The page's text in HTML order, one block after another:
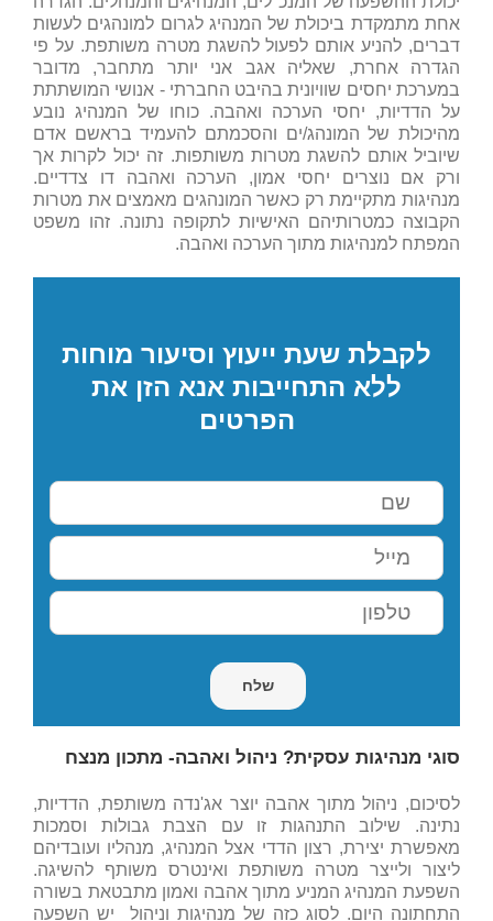
אחת מתמקדת ביכולת של המנהיג לגרום למונהגים לעשות
דברים, להניע אותם לפעול להשגת מטרה משותפת. על פי
הגדרה אחרת, שאליה אגב אני יותר מתחבר, מדובר
במערכת יחסים שוויונית בהיבט החברתי - אנושי המושתתת
על הדדיות, יחסי הערכה ואהבה. כוחו של המנהיג נובע
מהיכולת של המונהג/ים והסכמתם להעמיד בראשם אדם
שיוביל אותם להשגת מטרות משותפות. זה יכול לקרות אך
ורק אם נוצרים יחסי אמון, הערכה ואהבה דו צדדיים.
מנהיגות מתקיימת רק כאשר המונהגים מאמצים את מטרות
הקבוצה כמטרותיהם האישיות לתקופה נתונה. זהו משפט
המפתח למנהיגות מתוך הערכה ואהבה.
לקבלת שעת ייעוץ וסיעור מוחות
ללא התחייבות אנא הזן את
הפרטים
סוגי מנהיגות עסקית? ניהול ואהבה- מתכון מנצח
לסיכום, ניהול מתוך אהבה יוצר אג'נדה משותפת, הדדיות,
נתינה. שילוב התנהגות זו עם הצבת גבולות וסמכות
מאפשרת יצירת, רצון הדדי אצל המנהיג, מנהליו ועובדיהם
ליצור ולייצר מטרה משותפת ואינטרס משותף להשיגה.
השפעת המנהיג המניע מתוך אהבה ואמון מתבטאת בשורה
התחתונה היום. לסוג כזה של מנהיגות וניהול יש השפעה